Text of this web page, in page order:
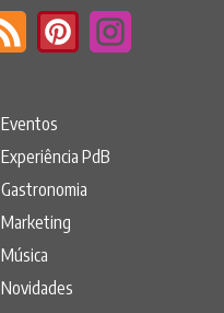
Eventos
Experiência PdB
Gastronomia
Marketing
Música
Novidades